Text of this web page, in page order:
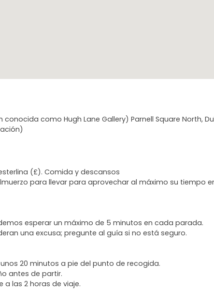
como Hugh Lane Gallery) Parnell Square North,
(£). Comida y descansos
para llevar para aprovechar al máximo su tiempo
esperar un máximo de 5 minutos en cada parada.
una excusa; pregunte al guía si no está seguro.
20 minutos a pie del punto de recogida.
antes de partir.
las 2 horas de viaje.